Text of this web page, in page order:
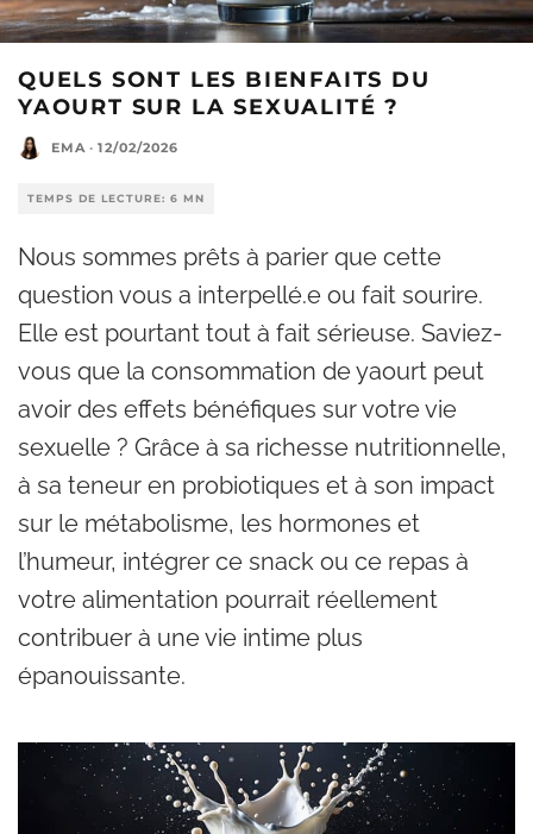
QUELS SONT LES BIENFAITS DU
YAOURT SUR LA SEXUALITÉ ?
EMA · 12/02/2026
TEMPS DE LECTURE: 6 MN
Nous sommes prêts à parier que cette
question vous a interpellé.e ou fait sourire.
Elle est pourtant tout à fait sérieuse. Saviez-
vous que la consommation de yaourt peut
avoir des effets bénéfiques sur votre vie
sexuelle ? Grâce à sa richesse nutritionnelle,
à sa teneur en probiotiques et à son impact
sur le métabolisme, les hormones et
l’humeur, intégrer ce snack ou ce repas à
votre alimentation pourrait réellement
contribuer à une vie intime plus
épanouissante.